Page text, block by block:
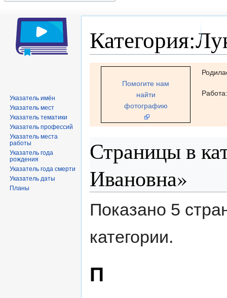
Перейти
Перейти
Помогите нам
найти
фотографию
Работа:
Страницы в
Ивановна»
Показано 5
категории.
П
Указатель имён
Указатель мест
Указатель тематики
Указатель профессий
Указатель места
работы
Указатель года
рождения
Указатель года смерти
Указатель даты
Планы